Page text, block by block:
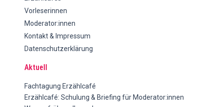
Vorleserinnen
Moderator:innen
Kontakt & Impressum
Datenschutzerklärung
Aktuell
Fachtagung Erzählcafé
Erzählcafé: Schulung & Briefing für Moderator:innen